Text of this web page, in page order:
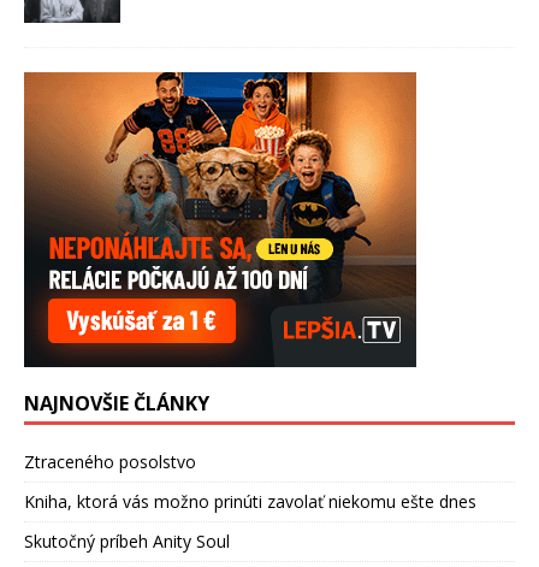
NAJNOVŠIE ČLÁNKY
Ztraceného posolstvo
Kniha, ktorá vás možno prinúti zavolať niekomu ešte dnes
Skutočný príbeh Anity Soul